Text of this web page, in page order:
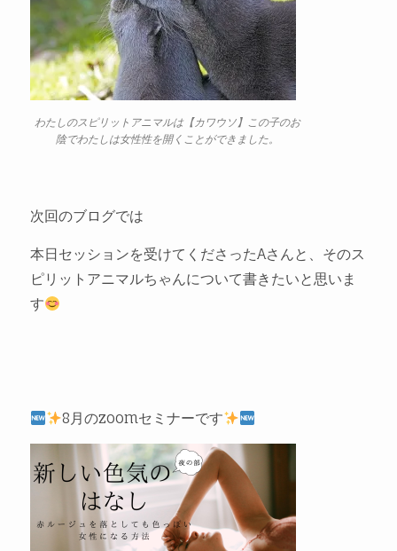
わたしのスピリットアニマルは【カワウソ】この子のお
陰でわたしは女性性を開くことができました。
次回のブログでは
本日セッションを受けてくださったAさんと、そのス
ピリットアニマルちゃんについて書きたいと思いま
す
8月のzoomセミナーです